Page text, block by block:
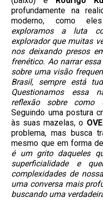
profundamente na
moderno, como
exploramos a luta
explorador que muitas
nos deixando presos
frenético. Ao narrar
sobre uma visão
Brasil, sempre está
Questionamos essa
reflexão sobre como
Seguindo uma postura
às suas mazelas, o
problema, mas busca
mesmo que em forma
é um grito daqueles
superficialidade e
complexidades de
uma conversa mais
buscando uma